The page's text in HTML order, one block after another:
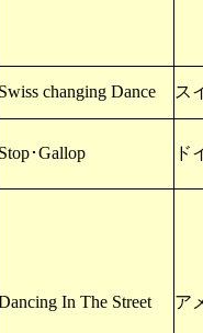
Swiss changing Dance ス
Stop･Gallop ド
In The Street ア